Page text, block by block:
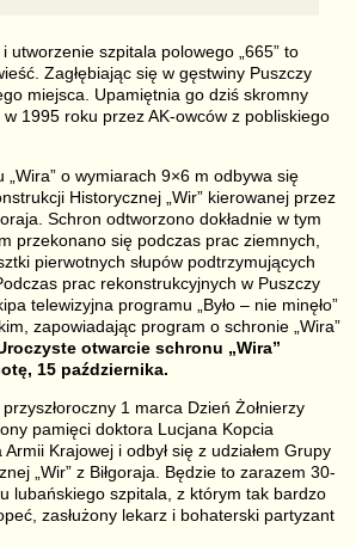
utworzenie szpitala polowego „665” to
Zagłębiając się w gęstwiny Puszczy
miejsca. Upamiętnia go dziś skromny
1995 roku przez AK-owców z pobliskiego
„Wira” o wymiarach 9×6 m odbywa się
Historycznej „Wir” kierowanej przez
Schron odtworzono dokładnie w tym
przekonano się podczas prac ziemnych,
pierwotnych słupów podtrzymujących
prac rekonstrukcyjnych w Puszczy
telewizyjna programu „Było – nie minęło”
zapowiadając program o schronie „Wira”
otwarcie schronu „Wira”
15 października.
1 marca Dzień Żołnierzy
pamięci doktora Lucjana Kopcia
Krajowej i odbył się z udziałem Grupy
„Wir” z Biłgoraja. Będzie to zarazem 30-
lubańskiego szpitala, z którym tak bardzo
zasłużony lekarz i bohaterski partyzant